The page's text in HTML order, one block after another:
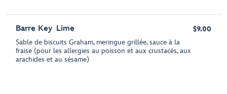
Barre Key Lime
Sable de biscuits Graham, meringue grillée, sauce à la
fraise (pour les allergies au poisson et aux crustacés, aux
arachides et au sésame)
$9.00